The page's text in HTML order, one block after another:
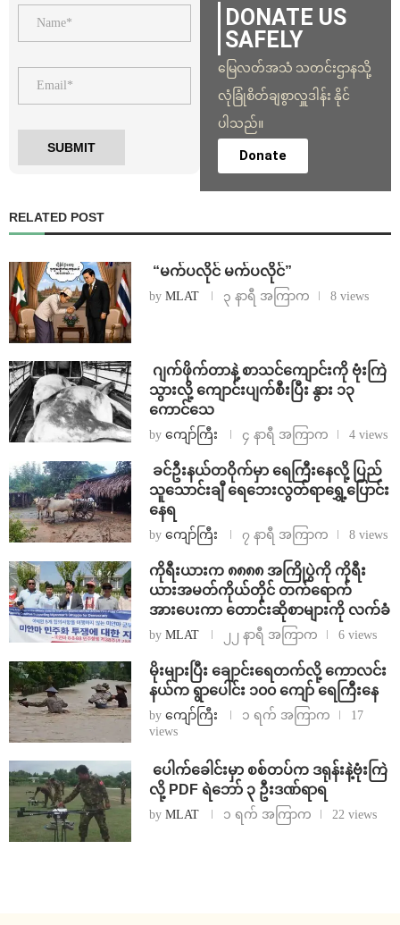
DONATE US
SAFELY
မြေလတ်အသံ သတင်းဌာနသို့
လုံခြုံစိတ်ချစွာလှူဒါန်း နိုင်
ပါသည်။
Donate
RELATED POST
⁨ ⁨“မက်ပလိုင် မက်ပလိုင်”
by MLAT ၃ နာရီ အကြာက 8 views
⁨⁩ ⁨ဂျက်ဖိုက်တာနဲ့ စာသင်ကျောင်းကို ဗုံးကြဲ
သွားလို့ ကျောင်းပျက်စီးပြီး နွား ၁၃
ကောင်သေ
by ကျော်ကြီး ၄ နာရီ အကြာက 4 views
⁩ ⁨ခင်ဦးနယ်တဝိုက်မှာ ရေကြီးနေလို့ ပြည်
သူသောင်းချီ ရေဘေးလွတ်ရာရွှေ့ပြောင်း
နေရ
by ကျော်ကြီး ၇ နာရီ အကြာက 8 views
ကိုရီးယားက ၈၈၈၈ အကြိုပွဲကို ကိုရီး
ယားအမတ်ကိုယ်တိုင် တက်ရောက်
အားပေးကာ တောင်းဆိုစာများကို လက်ခံ
by MLAT ၂၂ နာရီ အကြာက 6 views
⁨မိုးများပြီး ချောင်းရေတက်လို့ ကောလင်း
နယ်က ရွာပေါင်း ၁၀၀ ကျော် ရေကြီးနေ
by ကျော်ကြီး ၁ ရက် အကြာက
17
views
⁩ ⁨ပေါက်ခေါင်းမှာ စစ်တပ်က ဒရုန်းနဲ့ဗုံးကြဲ
လို့ PDF ရဲဘော် ၃ ဦးဒဏ်ရာရ
by MLAT ၁ ရက် အကြာက 22 views